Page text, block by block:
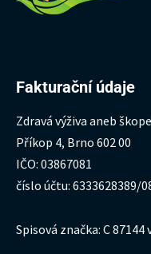
Fakturační údaje
Zdravá výživa aneb
Příkop 4, Brno 602 00
IČO: 03867081
číslo účtu: 6333628389/
Spisová značka: C